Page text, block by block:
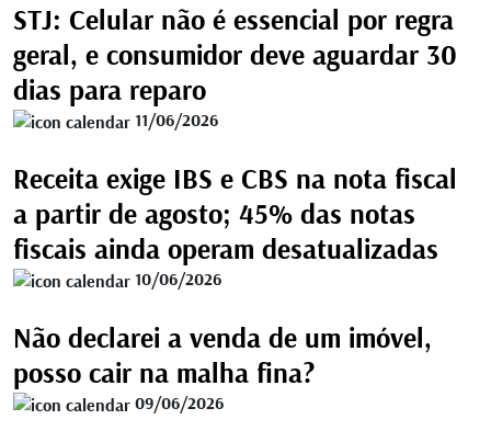
STJ: Celular não é essencial por regra
geral, e consumidor deve aguardar 30
dias para reparo
11/06/2026
Receita exige IBS e CBS na nota fiscal
a partir de agosto; 45% das notas
fiscais ainda operam desatualizadas
10/06/2026
Não declarei a venda de um imóvel,
posso cair na malha fina?
09/06/2026